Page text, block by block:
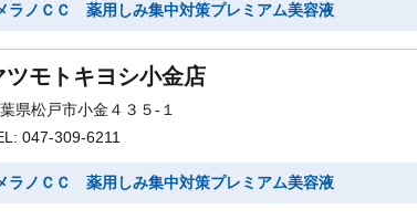
ラノＣＣ 薬用しみ集中対策プレミアム美容液
ツモトキヨシ小金店
県松戸市小金４３５-１
047-309-6211
ラノＣＣ 薬用しみ集中対策プレミアム美容液